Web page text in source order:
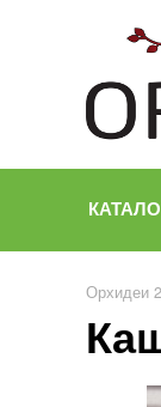
Орхидеи